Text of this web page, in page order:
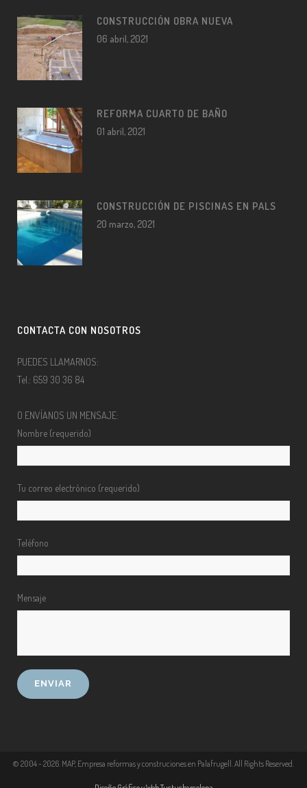
CONSTRUCCIÓN OBRA NUEVA
06 abril, 2021
REFORMA CUARTO DE BAÑO
01 abril, 2021
CONSTRUCCIÓN DE PISCINAS EN PALS
20 marzo, 2021
CONTACTA CON NOSOTROS
PUEDES LLAMARNOS:
Tel.: 659 30 36 84
O ENVÍANOS UN MENSAJE:
Nombre (requerido)
Tu correo electrónico (requerido)
Teléfono
Mensaje
© 2004 - 2026 . MAP, Empresa reformas y construciones en Palafrugell. All Rights Reserved.